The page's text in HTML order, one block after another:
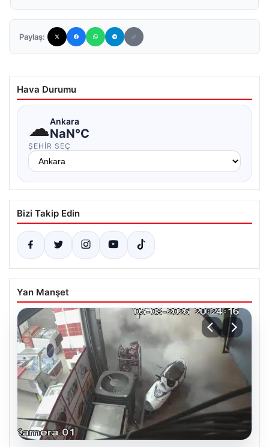
Paylaş:
Hava Durumu
☁Ankara
NaN°C
ŞEHIR SEÇ
Bizi Takip Edin
Yan Manşet